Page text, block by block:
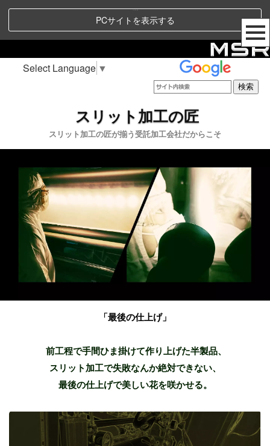
PCサイトを表示する
Select Language ▼
スリット加工の匠
スリット加工の匠が揃う受託加工会社だからこそ
「最後の仕上げ」
前工程で手間ひま掛けて作り上げた半製品、
スリット加工で失敗なんか絶対できない、
最後の仕上げで美しい花を咲かせる。